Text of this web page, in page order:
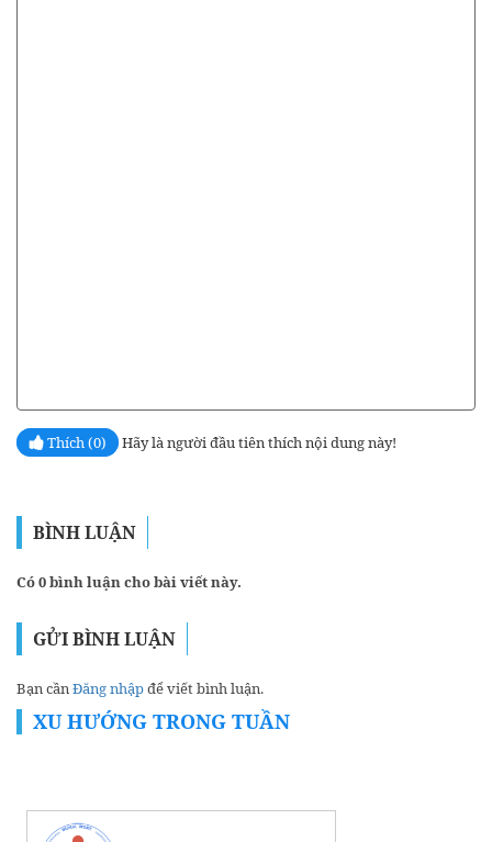
Thích (0) Hãy là người đầu tiên thích nội dung này!
BÌNH LUẬN
Có 0 bình luận cho bài viết này.
GỬI BÌNH LUẬN
Bạn cầnĐăng nhậpđể viết bình luận.
XU HƯỚNG TRONG TUẦN